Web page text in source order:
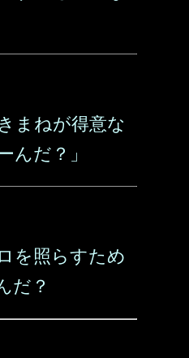
まねが得意な
んだ？」
を照らすため
だ？